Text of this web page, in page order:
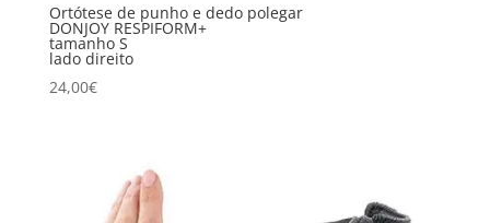
Ortótese de punho e dedo polegar
DONJOY RESPIFORM+
tamanho S
lado direito
24,00€